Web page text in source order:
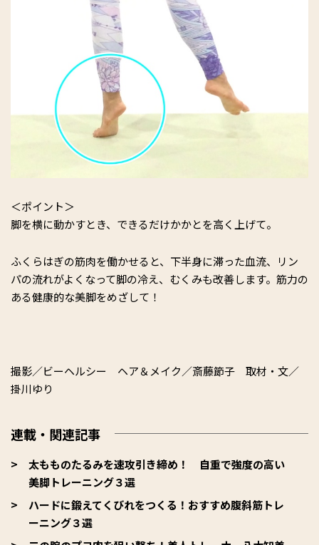
＜ポイント＞
脚を横に動かすとき、できるだけかかとを高く上げて。
ふくらはぎの筋肉を働かせると、下半身に滞った血流、リン
パの流れがよくなって脚の冷え、むくみも改善します。筋力の
ある健康的な美脚をめざして！
撮影／ビーヘルシー ヘア＆メイク／斎藤節子 取材・文／
掛川ゆり
連載・関連記事
太もものたるみを速攻引き締め！ 自重で強度の高い
美脚トレーニング３選
ハードに鍛えてくびれをつくる！おすすめ腹斜筋トレ
ーニング３選